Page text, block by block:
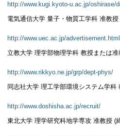
http://www.kugi.kyoto-u.ac.jp/oshirase/
電気通信大学 量子・物質工学科 准教
http://www.uec.ac.jp/advertisement.html
立教大学 理学部物理学科 教授または
http://www.rikkyo.ne.jp/grp/dept-phys/
同志社大学 理工学部環境システム学科
http://www.doshisha.ac.jp/recruit/
東北大学 理学研究科地学専攻 准教授 (